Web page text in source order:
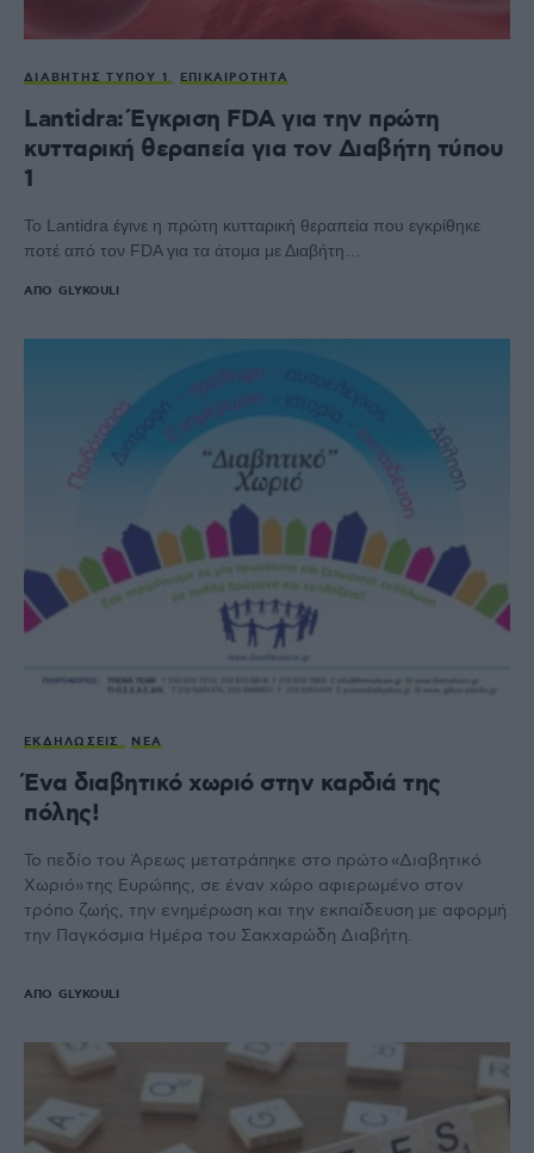
ΔΙΑΒΉΤΗΣ ΤΎΠΟΥ 1 ΕΠΙΚΑΙΡΌΤΗΤΑ
Lantidra: Έγκριση FDA για την πρώτη
κυτταρική θεραπεία για τον Διαβήτη τύπου
1
Το Lantidra έγινε η πρώτη κυτταρική θεραπεία που εγκρίθηκε
ποτέ από τον FDA για τα άτομα με Διαβήτη…
ΑΠΌ GLYKOULI
ΕΚΔΗΛΏΣΕΙΣ ΝΈΑ
Ένα διαβητικό χωριό στην καρδιά της
πόλης!
Το πεδίο του Άρεως μετατράπηκε στο πρώτο «Διαβητικό
Χωριό» της Ευρώπης, σε έναν χώρο αφιερωμένο στον
τρόπο ζωής, την ενημέρωση και την εκπαίδευση με αφορμή
την Παγκόσμια Ημέρα του Σακχαρώδη Διαβήτη.
ΑΠΌ GLYKOULI